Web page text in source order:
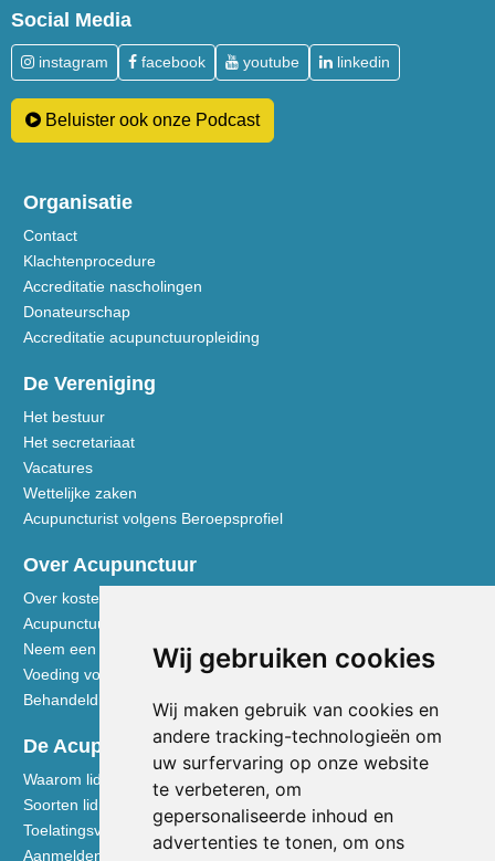
Wij gebruiken cookies
Wij maken gebruik van cookies en
andere tracking-technologieën om
uw surfervaring op onze website
te verbeteren, om
gepersonaliseerde inhoud en
advertenties te tonen, om ons
Social Media
instagram facebook youtube linkedin
Beluister ook onze Podcast
Organisatie
Contact
Klachtenprocedure
Accreditatie nascholingen
Donateurschap
Accreditatie acupunctuuropleiding
De Vereniging
Het bestuur
Het secretariaat
Vacatures
Wettelijke zaken
Acupuncturist volgens Beroepsprofiel
Over Acupunctuur
Over kosten en vergoedingen
Acupunctuur toegelicht
Neem een kijkje in de praktijk
Voeding volgens de Vijf Elementen
Behandeldisciplines - TCG
De Acupuncturist
Waarom lid worden van de NVA
Soorten lidmaatschap NVA
Toelatingsvoorwaarden
Aanmelden voor lidmaatschap